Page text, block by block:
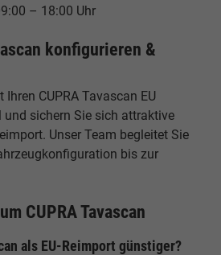
– 18:00 Uhr
konfigurieren &
CUPRA Tavascan EU
sichern Sie sich attraktive
Unser Team begleitet Sie
bis zur
CUPRA Tavascan
als EU-Reimport günstiger?